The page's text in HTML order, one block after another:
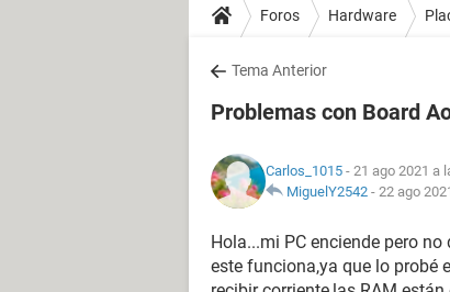
Foros Hardware
Tema Anterior
Problemas con Board
Carlos_1015 - 21 ago 2021 a
MiguelY2542 - 22 ago
Hola...mi PC enciende pero
este funciona,ya que lo probé